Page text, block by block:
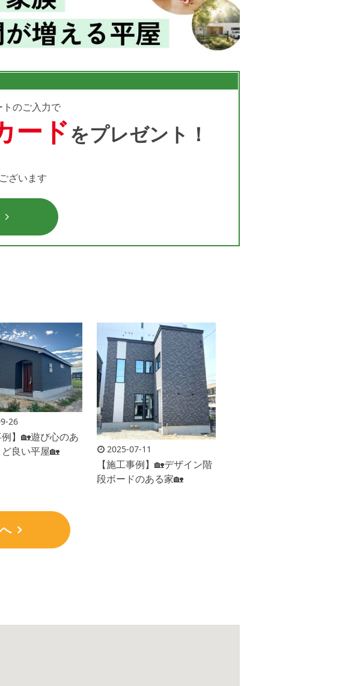
のご入力で
ードをプレゼント！
ざいます
26
例】🏡遊び心のあ
良い平屋🏡
2025-07-11
【施工事例】🏡デザイン階
段ボードのある家🏡